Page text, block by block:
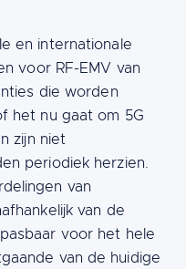
en internationale
voor RF-EMV van
die worden
het nu gaat om 5G
zijn niet
periodiek herzien.
van
van de
voor het hele
van de huidige